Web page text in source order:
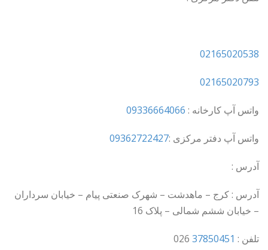
02165020538
02165020793
واتس آپ کارخانه : 09336664066
واتس آپ دفتر مرکزی :09362722427
آدرس :
آدرس : کرج – ماهدشت – شهرک صنعتی پیام – خیابان سرداران
– خیابان ششم شمالی – پلاک 16
تلفن : 37850451